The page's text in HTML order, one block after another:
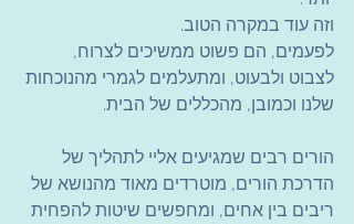
וזה עוד במקרה הטוב.
לפעמים, הם פשוט ממשיכים לצרוח,
לצבוט ולבעוט, ומתעלמים לגמרי מהנוכחות
שלנו וכמובן, מהכללים של הבית.
הורים רבים שמגיעים אליי לתהליך של
הדרכת הורים, מוטרדים מאוד מהנושא של
ריבים בין אחים, ומחפשים שיטות להפחית